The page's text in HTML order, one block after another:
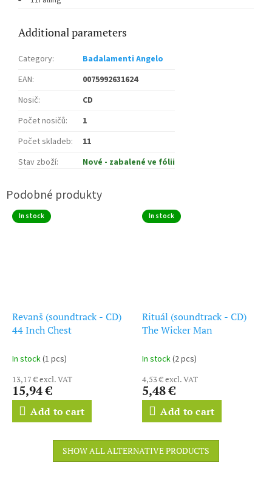
Additional parameters
Category:
Badalamenti Angelo
EAN:
0075992631624
Nosič:
CD
Počet nosičů:
1
Počet skladeb:
11
Stav zboží: Nové - zabalené ve fólii
In stock
Revanš (soundtrack - CD)
44 Inch Chest
In stock(1 pcs)
13,17 € excl. VAT
15,94 €
Add to cart
In stock
Rituál (soundtrack - CD)
The Wicker Man
In stock(2 pcs)
4,53 € excl. VAT
5,48 €
Add to cart
SHOW ALL ALTERNATIVE PRODUCTS